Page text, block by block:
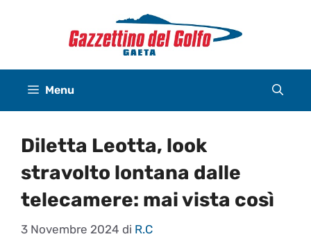
Menu
Diletta Leotta, look
stravolto lontana dalle
telecamere: mai vista così
3 Novembre 2024 di R.C